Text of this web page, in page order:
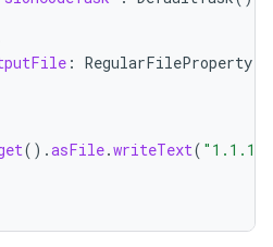
: RegularFileProperty
().asFile.writeText( "1.1.1"